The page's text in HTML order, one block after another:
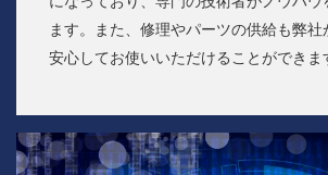
ます。また、修理やパーツの供給も弊
安心してお使いいただけることができま